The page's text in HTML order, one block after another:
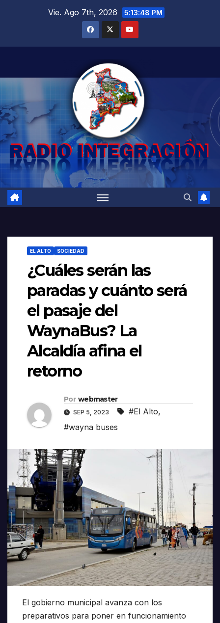
Vie. Ago 7th, 2026 5:13:49 PM
EL ALTO SOCIEDAD
¿Cuáles serán las
paradas y cuánto será
el pasaje del
WaynaBus? La
Alcaldía afina el
retorno
Por webmaster
SEP 5, 2023 #El Alto,
#wayna buses
El gobierno municipal avanza con los
preparativos para poner en funcionamiento